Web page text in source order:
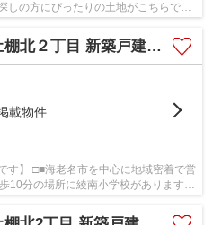
しの方にぴったりの土地がこちらで
新築戸建て 全1棟【仲介手数料無料】
載物件
す】 □■海老名市を中心に地域密着で営
10分の場所に綾南小学校があります。